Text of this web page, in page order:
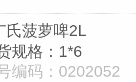
氏菠萝啤2L
规格：1*6
编码：0202052